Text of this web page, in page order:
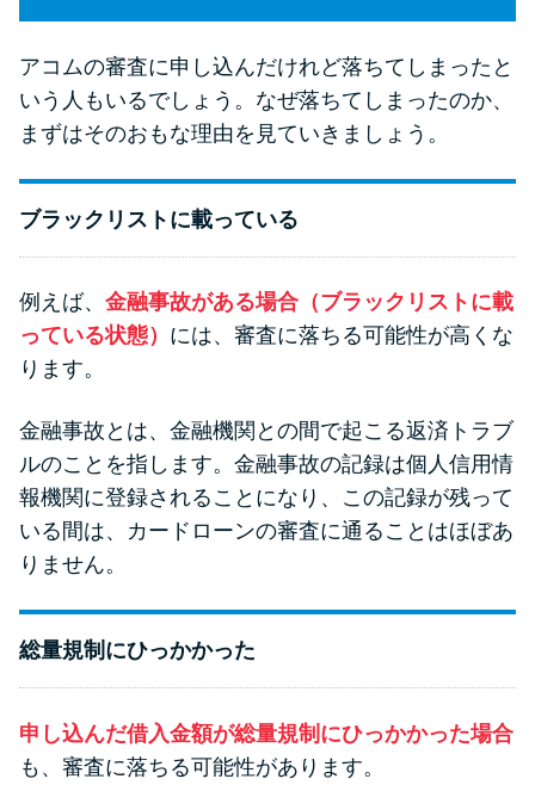
お金を借りる3つのポイント
種類・特徴別一覧
その他コラム
は解決しないと危険な理由と対
処法3つ
たい…市役所に相談より賢い方
法2選
街金とは？絶対審査通る？借金
い理由
質屋でお金を借りるには？年利
較
アコムの審査に申し込んだけれど落ちてしまったと
いう人もいるでしょう。なぜ落ちてしまったのか、
まずはそのおもな理由を見ていきましょう。
ブラックリストに載っている
例えば、 金融事故がある場合（ブラックリストに載
っている状態） には、審査に落ちる可能性が高くな
ります。
金融事故とは、金融機関との間で起こる返済トラブ
ルのことを指します。金融事故の記録は個人信用情
報機関に登録されることになり、この記録が残って
いる間は、カードローンの審査に通ることはほぼあ
りません。
総量規制にひっかかった
申し込んだ借入金額が総量規制にひっかかった場合
も、審査に落ちる可能性があります。